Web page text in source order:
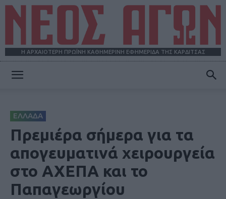
Η ΑΡΧΑΙΟΤΕΡΗ ΠΡΩΪΝΗ ΚΑΘΗΜΕΡΙΝΗ ΕΦΗΜΕΡΙΔΑ ΤΗΣ ΚΑΡΔΙΤΣΑΣ
ΕΛΛΑΔΑ
Πρεμιέρα σήμερα για τα
απογευματινά χειρουργεία
στο ΑΧΕΠΑ και το
Παπαγεωργίου